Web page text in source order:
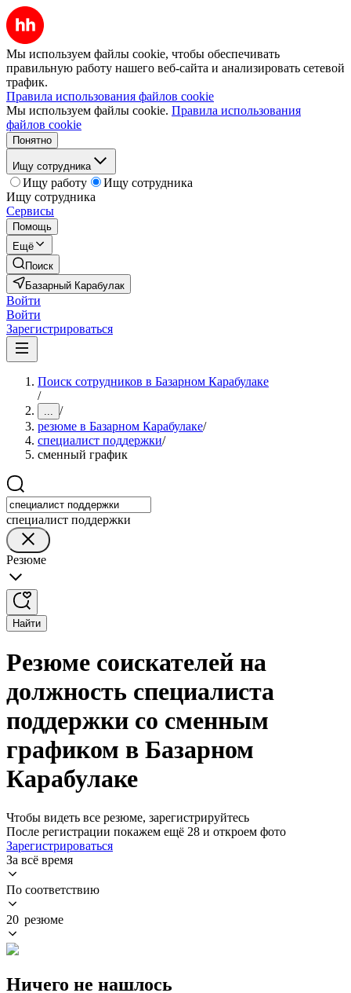
Мы используем файлы cookie, чтобы обеспечивать
правильную работу нашего веб-сайта и анализировать сетевой
трафик.
Правила использования файлов cookie
Мы используем файлы cookie. Правила использования
файлов cookie
Понятно
Ищу сотрудника
Ищу работу
Ищу сотрудника
Ищу сотрудника
Сервисы
Помощь
Ещё
Поиск
Базарный Карабулак
Войти
Войти
Зарегистрироваться
Поиск сотрудников в Базарном Карабулаке
/
... /
резюме в Базарном Карабулаке/
специалист поддержки/
сменный график
специалист поддержки
Резюме
Найти
Резюме соискателей на
должность специалиста
поддержки со сменным
графиком в Базарном
Карабулаке
Чтобы видеть все резюме, зарегистрируйтесь
После регистрации покажем ещё 28 и откроем фото
Зарегистрироваться
За всё время
По соответствию
20 резюме
Ничего не нашлось